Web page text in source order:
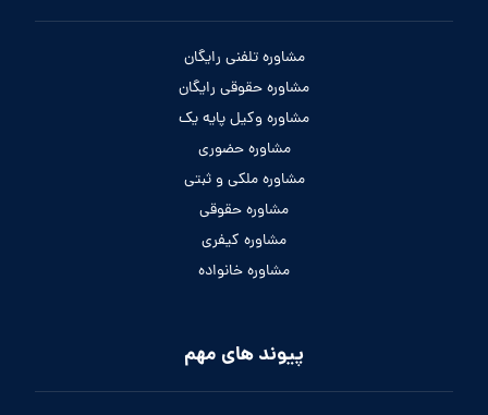
مشاوره تلفنی رایگان
مشاوره حقوقی رایگان
مشاوره وکیل پایه یک
مشاوره حضوری
مشاوره ملکی و ثبتی
مشاوره حقوقی
مشاوره کیفری
مشاوره خانواده
پیوند های مهم